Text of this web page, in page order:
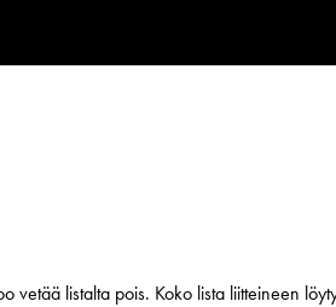
vetää listalta pois. Koko lista liitteineen